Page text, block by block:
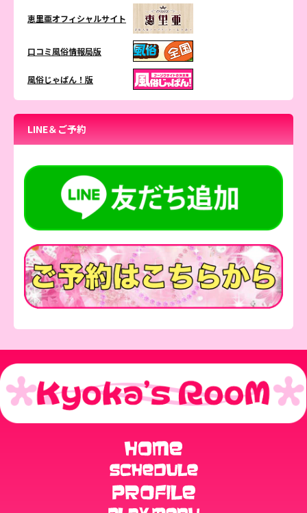
恵里亜オフィシャルサイト
口コミ風俗情報局版
風俗じゃぱん！版
LINE＆ご予約